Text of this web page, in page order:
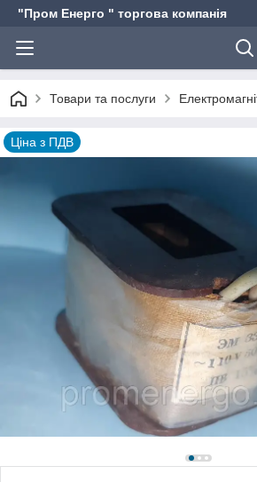
"Пром Енерго " торгова компанія
Товари та послуги
Ціна з ПДВ